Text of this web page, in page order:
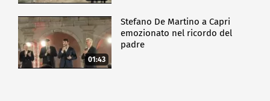
01:43
Stefano De Martino a Capri
emozionato nel ricordo del
padre